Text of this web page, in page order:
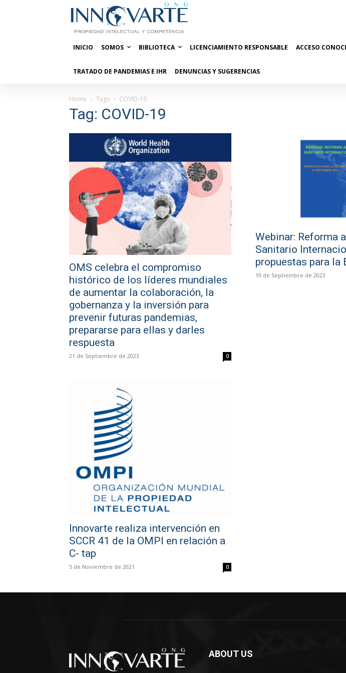
INICIO SOMOS BIBLIOTECA LICENCIAMIENTO RESPONSABLE ACCESO
TRATADO DE PANDEMIAS E IHR DENUNCIAS Y SUGERENCIAS
Home Tags COVID-19
Tag: COVID-19
OMS celebra el compromiso
histórico de los líderes mundiales
de aumentar la colaboración, la
gobernanza y la inversión para
prevenir futuras pandemias,
prepararse para ellas y darles
respuesta
21 de Septiembre de 2023 0
Webinar: Reforma
Sanitario
propuestas para la
19 de Septiembre de 2023
Innovarte realiza intervención en
SCCR 41 de la OMPI en relación a
C- tap
5 de Noviembre de 2021 0
ABOUT US